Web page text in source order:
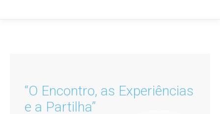
“O Encontro, as Experiências
e a Partilha”